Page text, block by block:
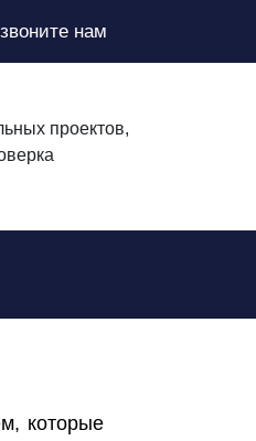
звоните нам
проектов,
которые